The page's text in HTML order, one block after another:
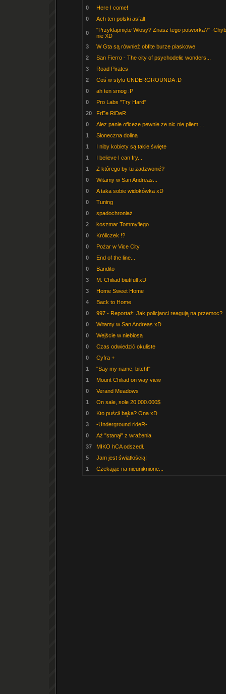
0
Here I come!
0
Ach ten polski asfalt
0
"Przyklapnięte Włosy? Znasz tego potworka?" -
nie XD
3
W Gta są również obfite burze piaskowe
2
San Fierro - The city of psychodelic wonders...
3
Road Pirates
2
Coś w stylu UNDERGROUNDA :D
0
ah ten smog :P
0
Pro Labs "Try Hard"
20
FrEe RiDeR
0
Alez panie oficeze pewnie ze nic nie pilem ...
1
Słoneczna dolina
1
I niby kobiety są takie święte
1
I believe I can fry...
1
Z którego by tu zadzwonić?
0
Witamy w San Andreas...
0
A taka sobie widokówka xD
0
Tuning
0
spadochroniaż
2
koszmar Tommy'iego
0
Króliczek !?
0
Pożar w Vice City
0
End of the line...
0
Bandito
3
M. Chiliad biutifull xD
3
Home Sweet Home
4
Back to Home
0
997 - Reportaż: Jak policjanci reagują na przemoc?
0
Witamy w San Andreas xD
0
Wejście w niebiosa
0
Czas odwiedzić okuliste
0
Cyfra +
1
"Say my name, bitch!"
1
Mount Chiliad on way view
0
Verand Meadows
1
On sale, sole 20.000.000$
0
Kto puścił bąka? Ona xD
3
-Underground rideR-
0
Aż "stanął" z wrażenia
37
MIKO hCA odszedł.
5
Jam jest światłością!
1
Czekając na nieuniknione...